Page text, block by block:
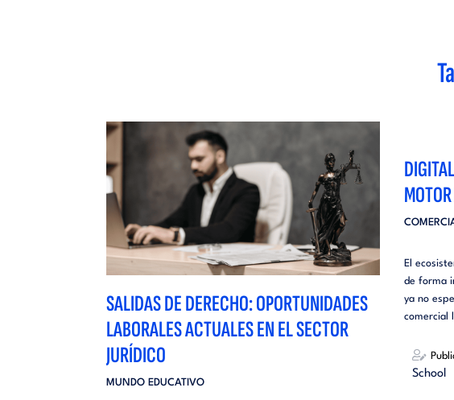
SALIDAS DE DERECHO: OPORTUNIDADES
LABORALES ACTUALES EN EL SECTOR
JURÍDICO
MUNDO EDUCATIVO
El
de forma
ya no
comercial
School